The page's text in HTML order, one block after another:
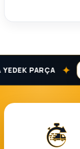
PARÇA ✦